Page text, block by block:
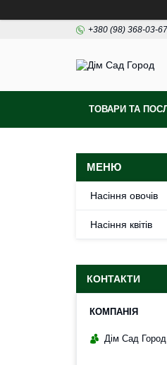
+380 (98) 368-03-67
ТОВАРИ ТА
Насіння овочів
Насіння квітів
КОНТАКТИ
Дім Сад Город